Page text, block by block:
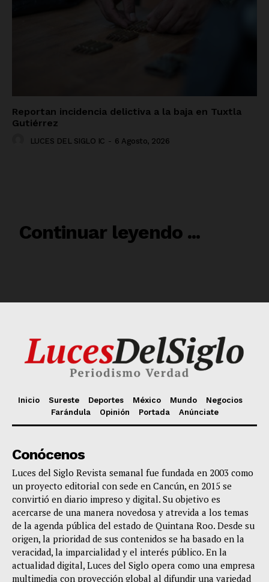
Inicio Sureste Deportes México Mundo
Negocios
Farándula
Opinión Portada Anúnciate
Conócenos
Luces del Siglo Revista semanal fue fundada en 2003 como
un proyecto editorial con sede en Cancún, en 2015 se
convirtió en diario impreso y digital. Su objetivo es
acercarse de una manera novedosa y atrevida a los temas
de la agenda pública del estado de Quintana Roo. Desde su
origen, la prioridad de sus contenidos se ha basado en la
veracidad, la imparcialidad y el interés público. En la
actualidad digital, Luces del Siglo opera como una empresa
multimedia con proyección global al difundir una variedad